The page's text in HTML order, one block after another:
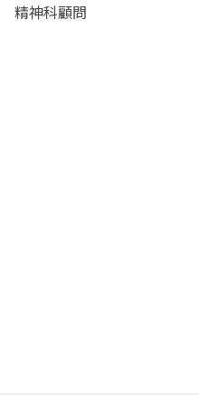
精神科顧問